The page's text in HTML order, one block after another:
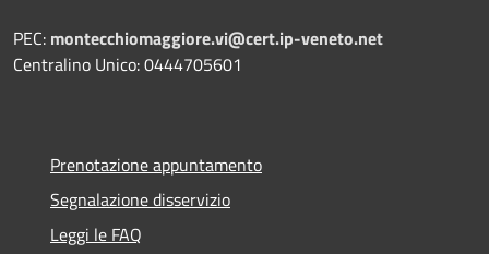
PEC: montecchiomaggiore.vi@cert.ip-veneto.net
Centralino Unico: 0444705601
Prenotazione appuntamento
Segnalazione disservizio
Leggi le FAQ